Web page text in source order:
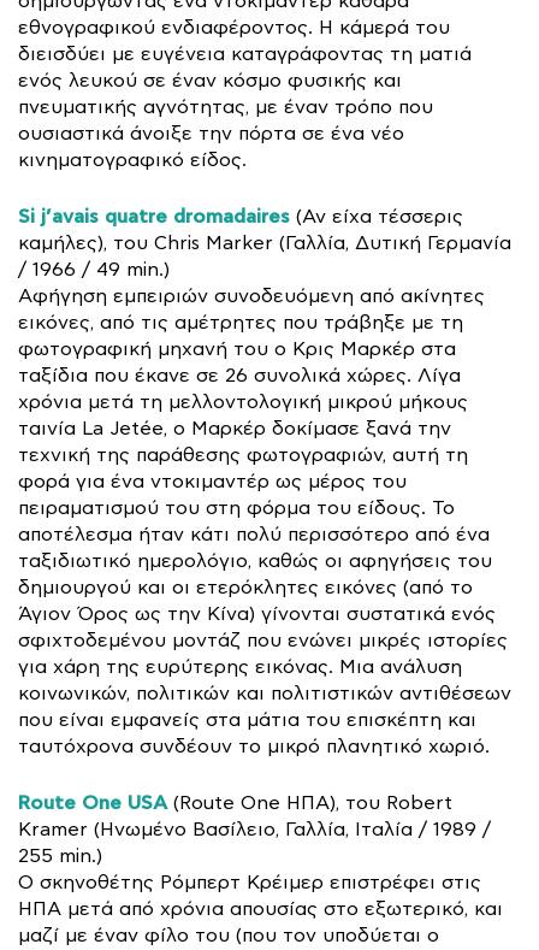
εθνογραφικού ενδιαφέροντος. Η κάμερά του
διεισδύει με ευγένεια καταγράφοντας τη ματιά
ενός λευκού σε έναν κόσμο φυσικής και
πνευματικής αγνότητας, με έναν τρόπο που
ουσιαστικά άνοιξε την πόρτα σε ένα νέο
κινηματογραφικό είδος.
Si j’avais quatre dromadaires (Αν είχα τέσσερις
καμήλες), του Chris Marker (Γαλλία, Δυτική Γερμανία
/ 1966 / 49 min.)
Αφήγηση εμπειριών συνοδευόμενη από ακίνητες
εικόνες, από τις αμέτρητες που τράβηξε με τη
φωτογραφική μηχανή του ο Κρις Μαρκέρ στα
ταξίδια που έκανε σε 26 συνολικά χώρες. Λίγα
χρόνια μετά τη μελλοντολογική μικρού μήκους
ταινία La Jetée, ο Μαρκέρ δοκίμασε ξανά την
τεχνική της παράθεσης φωτογραφιών, αυτή τη
φορά για ένα ντοκιμαντέρ ως μέρος του
πειραματισμού του στη φόρμα του είδους. Το
αποτέλεσμα ήταν κάτι πολύ περισσότερο από ένα
ταξιδιωτικό ημερολόγιο, καθώς οι αφηγήσεις του
δημιουργού και οι ετερόκλητες εικόνες (από το
Άγιον Όρος ως την Κίνα) γίνονται συστατικά ενός
σφιχτοδεμένου μοντάζ που ενώνει μικρές ιστορίες
για χάρη της ευρύτερης εικόνας. Μια ανάλυση
κοινωνικών, πολιτικών και πολιτιστικών αντιθέσεων
που είναι εμφανείς στα μάτια του επισκέπτη και
ταυτόχρονα συνδέουν το μικρό πλανητικό χωριό.
Route One USA(Route One ΗΠΑ), του Robert
Kramer (Ηνωμένο Βασίλειο, Γαλλία, Ιταλία / 1989 /
255 min.)
Ο σκηνοθέτης Ρόμπερτ Κρέιμερ επιστρέφει στις
ΗΠΑ μετά από χρόνια απουσίας στο εξωτερικό, και
μαζί με έναν φίλο του (που τον υποδύεται ο